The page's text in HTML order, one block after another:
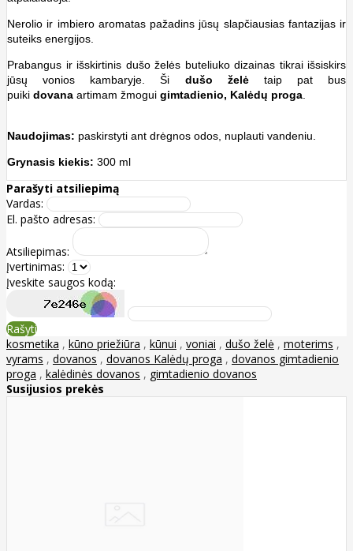
Nerolio ir imbiero aromatas pažadins jūsų slapčiausias fantazijas ir
suteiks energijos.
Prabangus ir išskirtinis dušo želės buteliuko dizainas tikrai išsiskirs
jūsų vonios kambaryje. Ši dušo želėtaip pat bus
puiki dovana artimam žmogui gimtadienio, Kalėdų proga
Naudojimas: paskirstyti ant drėgnos odos, nuplauti vandeniu.
Grynasis kiekis: 300 ml
Parašyti atsiliepimą
Vardas:
El. pašto adresas:
Atsiliepimas:
Įvertinimas:
Įveskite saugos kodą:
Rašyti
kosmetika , kūno priežiūra , kūnui , voniai , dušo želė , moterims ,
vyrams , dovanos , dovanos Kalėdų proga , dovanos gimtadienio
proga , kalėdinės dovanos , gimtadienio dovanos
Susijusios prekės